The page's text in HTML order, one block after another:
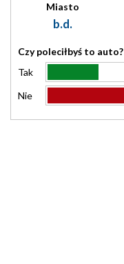
Miasto
b.d.
Czy poleciłbyś to auto?
Tak
Nie